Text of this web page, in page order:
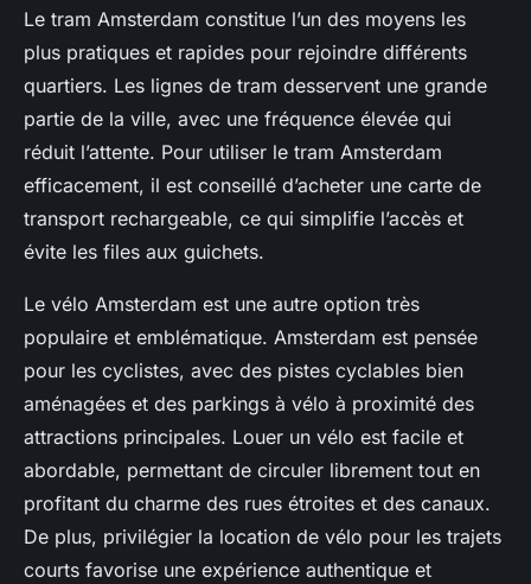
Le tram Amsterdam constitue l’un des moyens les
plus pratiques et rapides pour rejoindre différents
quartiers. Les lignes de tram desservent une grande
partie de la ville, avec une fréquence élevée qui
réduit l’attente. Pour utiliser le tram Amsterdam
efficacement, il est conseillé d’acheter une carte de
transport rechargeable, ce qui simplifie l’accès et
évite les files aux guichets.
Le vélo Amsterdam est une autre option très
populaire et emblématique. Amsterdam est pensée
pour les cyclistes, avec des pistes cyclables bien
aménagées et des parkings à vélo à proximité des
attractions principales. Louer un vélo est facile et
abordable, permettant de circuler librement tout en
profitant du charme des rues étroites et des canaux.
De plus, privilégier la location de vélo pour les trajets
courts favorise une expérience authentique et